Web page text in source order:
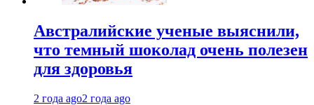
Австралийские ученые выяснили,
что темный шоколад очень полезен
для здоровья
2 года ago2 года ago